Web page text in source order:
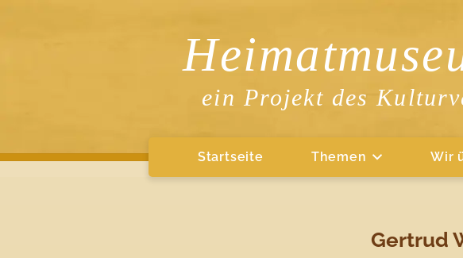
ein Projekt des
Startseite Themen Wir
Gertrud